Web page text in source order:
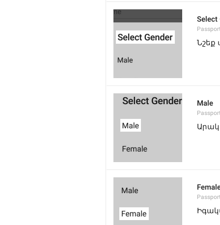
Select
Նշեք
Male